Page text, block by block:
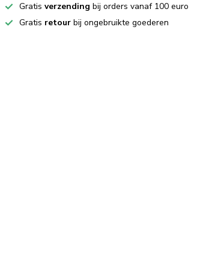
Gratisverzending bij orders vanaf 100 euro
Gratis retour bij ongebruikte goederen